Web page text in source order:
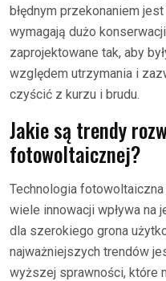
błędnym przekonaniem
wymagają dużo
zaprojektowane tak, aby
względem utrzymania i
czyścić z kurzu i brudu.
Jakie są trendy
fotowoltaicznej?
Technologia
wiele innowacji wpływa na
dla szerokiego grona
najważniejszych trendów
wyższej sprawności, które